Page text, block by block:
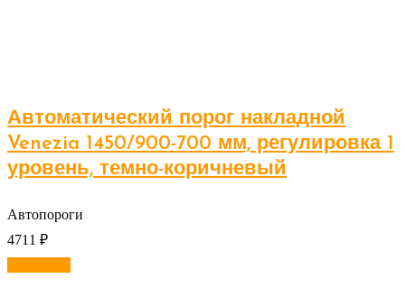
Автоматический порог накладной
Venezia 1450/900-700 мм, регулировка 1
уровень, темно-коричневый
Автопороги
4711 ₽